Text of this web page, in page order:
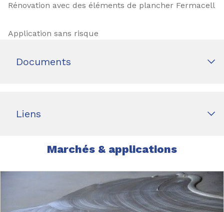
Rénovation avec des éléments de plancher Fermacell
Application sans risque
Documents
Liens
Marchés & applications